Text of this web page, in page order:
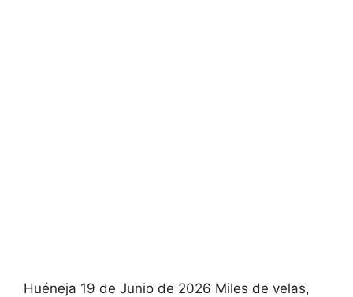
Huéneja 19 de Junio de 2026 Miles de velas,